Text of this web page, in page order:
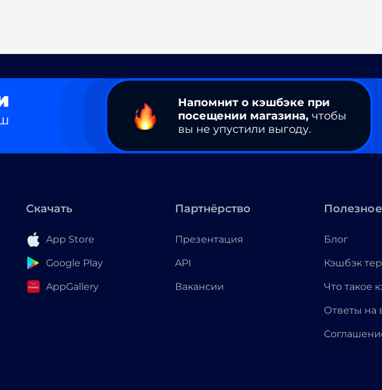
Напомнит о кэшбэке при
посещении магазина, чтобы
вы не упустили выгоду.
Скачать
App Store
Google Play
AppGallery
Партнёрство
Презентация
API
Вакансии
Полезное
Блог
Кэшбэк
Что такое
Ответы на